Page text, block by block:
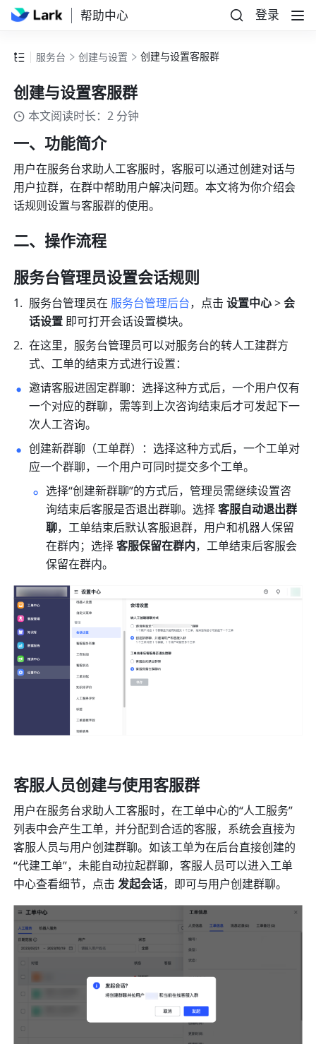
帮助中心 登录
服务台 创建与设置 创建与设置客服群
创建与设置客服群
本文阅读时长：2 分钟
一、功能简介
用户在服务台求助人工客服时，客服可以通过创建对话与
用户拉群，在群中帮助用户解决问题。本文将为你介绍会
话规则设置与客服群的使用。
二、操作流程
服务台管理员设置会话规则
服务台管理员在 服务台管理后台，点击 设置中心 > 会
话设置 即可打开会话设置模块。
在这里，服务台管理员可以对服务台的转人工建群方
式、工单的结束方式进行设置：
邀请客服进固定群聊：选择这种方式后，一个用户仅有
一个对应的群聊，需等到上次咨询结束后才可发起下一
次人工咨询。
创建新群聊（工单群）：选择这种方式后，一个工单对
应一个群聊，一个用户可同时提交多个工单。
选择“创建新群聊”的方式后，管理员需继续设置咨
询结束后客服是否退出群聊。选择 客服自动退出群
聊，工单结束后默认客服退群，用户和机器人保留
在群内；选择 客服保留在群内，工单结束后客服会
保留在群内。
客服人员创建与使用客服群
用户在服务台求助人工客服时，在工单中心的“人工服务”
列表中会产生工单，并分配到合适的客服，系统会直接为
客服人员与用户创建群聊。如该工单为在后台直接创建的
“代建工单”，未能自动拉起群聊，客服人员可以进入工单
中心查看细节，点击 发起会话，即可与用户创建群聊。